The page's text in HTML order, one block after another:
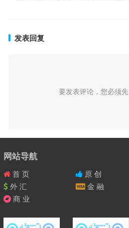
发表回复
要发表评论，您必须先
网站导航
首 页 原 创
外 汇
金 融
商 业